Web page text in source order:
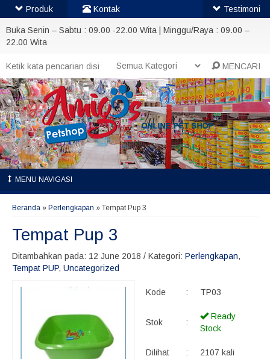
Buka Senin – Sabtu : 09.00 -22.00 Wita | Minggu/Raya : 09.00 –
22.00 Wita
MENCARI
MENU NAVIGASI
Beranda » Perlengkapan » Tempat Pup 3
Tempat Pup 3
Ditambahkan pada: 12 June 2018 / Kategori: Perlengkapan,
Tempat PUP, Uncategorized
Kode : TP03
Stok :
Ready
Stock
Dilihat : 2107 kali
Produk Kontak Testimoni